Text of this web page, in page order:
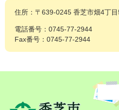
住所：〒639-0245 香芝市畑4丁
電話番号：0745-77-2944
Fax番号：0745-77-2944